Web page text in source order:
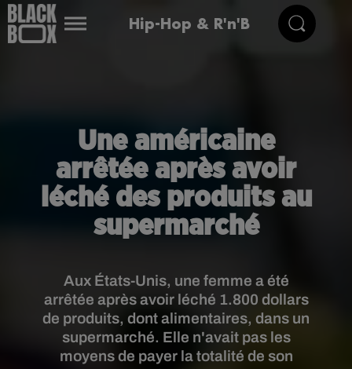
Hip-Hop & R'n'B
Une américaine
arrêtée après avoir
léché des produits au
supermarché
Aux États-Unis, une femme a été
arrêtée après avoir léché 1.800 dollars
de produits, dont alimentaires, dans un
supermarché. Elle n'avait pas les
moyens de payer la totalité de son